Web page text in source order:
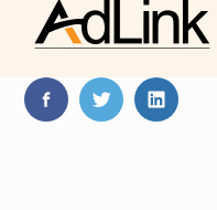
Aller
au
Partager :
FaceBookTwitterLinkedIn